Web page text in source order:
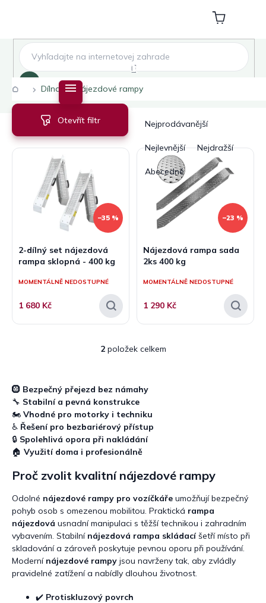
Nákupní
košík
DomůDílna Nájezdové rampy
a
e
k
ů
Nejprodávanější
Nejlevnější Nejdražší
Abecedně
Otevřít filtr
V
p
i
–35 %
2-dílný set nájezdová
rampa sklopná - 400 kg
MOMENTÁLNĚ NEDOSTUPNÉ
1 680 Kč
–23 %
Nájezdová rampa sada
2ks 400 kg
MOMENTÁLNĚ NEDOSTUPNÉ
1 290 Kč
O
á
d
a
c
í
p
r
k
v
ý
p
i
s
u
2položek celkem
🛞 Bezpečný přejezd bez námahy
🔧 Stabilní a pevná konstrukce
🏍️ Vhodné pro motorky i techniku
♿ Řešení pro bezbariérový přístup
🔒 Spolehlivá opora při nakládání
🏠 Využití doma i profesionálně
Proč zvolit kvalitní nájezdové rampy
Odolné nájezdové rampy pro vozíčkáře umožňují bezpečný
pohyb osob s omezenou mobilitou. Praktická rampa
nájezdová usnadní manipulaci s těžší technikou i zahradním
vybavením. Stabilní nájezdová rampa skládacíšetří místo při
skladování a zároveň poskytuje pevnou oporu při používání.
Moderní nájezdové rampy jsou navrženy tak, aby zvládly
pravidelné zatížení a nabídly dlouhou životnost.
✔️ Protiskluzový povrch